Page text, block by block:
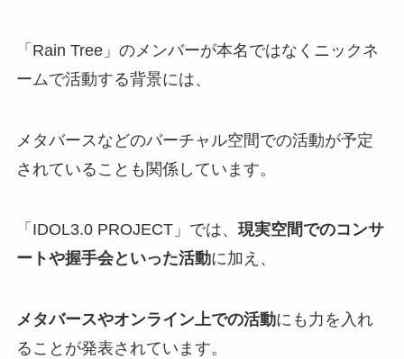
「Rain Tree」のメンバーが本名ではなくニックネ
ームで活動する背景には、
メタバースなどのバーチャル空間での活動が予定
されていることも関係しています。
「IDOL3.0 PROJECT」では、 現実空間でのコンサ
ートや握手会といった活動に加え、
メタバースやオンライン上での活動にも力を入れ
ることが発表されています。